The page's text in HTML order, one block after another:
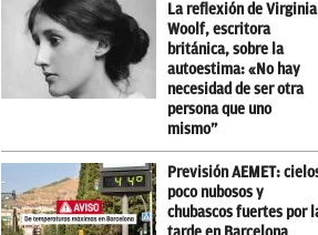
La reflexión de Virginia
Woolf, escritora
británica, sobre la
autoestima: «No hay
necesidad de ser otra
persona que uno
mismo”
Previsión AEMET:
poco nubosos y
chubascos fuertes por